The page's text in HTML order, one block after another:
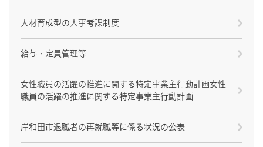
人材育成型の人事考課制度
給与・定員管理等
女性職員の活躍の推進に関する特定事業主行動計画女性
職員の活躍の推進に関する特定事業主行動計画
岸和田市退職者の再就職等に係る状況の公表